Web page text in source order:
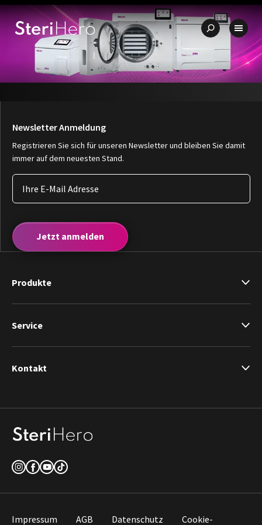
🇩🇪 Qualität – Made in Germany✨ Einzigartiges Preis-
Newsletter Anmeldung
Registrieren Sie sich für unseren Newsletter und bleiben Sie damit
immer auf dem neuesten Stand.
Jetzt anmelden
Produkte
Service
Kontakt
Impressum AGB Datenschutz Cookie-